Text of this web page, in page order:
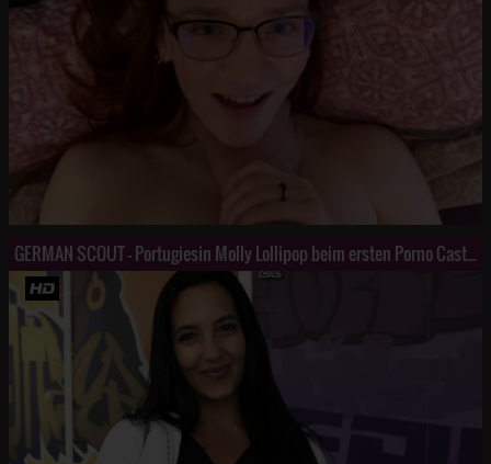
GERMAN SCOUT - Portugiesin Molly Lollipop beim ersten Porno Casting ohne Kondom g*****t Teil 2